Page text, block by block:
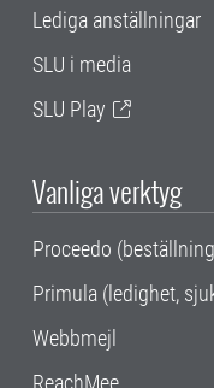
Lediga anställningar
SLU i media
SLU Play
Vanliga verktyg
Proceedo
Primula (ledighet,
Webbmejl
ReachMee